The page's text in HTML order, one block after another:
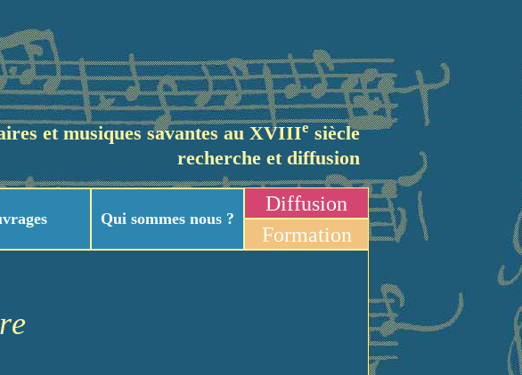
et musiques savantes au XVIIIesiècle
recherche et diffusion
Qui sommes nous ?
Diffusion
Formation